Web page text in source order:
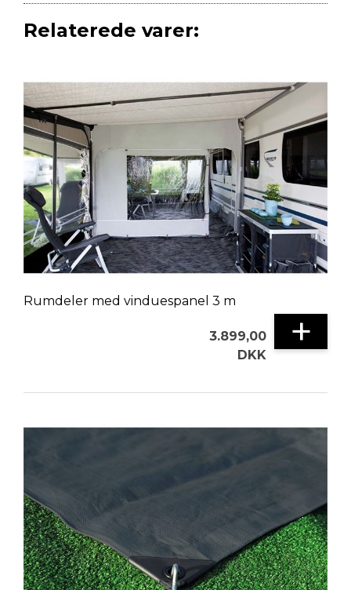
Relaterede varer:
Rumdeler med vinduespanel 3 m
3.899,00
DKK
+